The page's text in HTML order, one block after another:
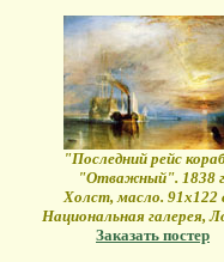
"Последний рейс
"Отважный". 1838
Холст, масло. 91х122
Национальная галерея,
Заказать постер